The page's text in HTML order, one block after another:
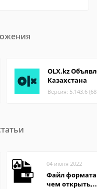
OLX.kz
Казахстана
Версия: 5.143.6
04 июня 2022
Файл формата
чем открыть,